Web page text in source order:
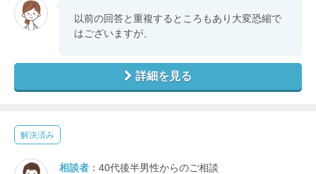
以前の回答と重複するところもあり大変恐縮で
はございますが、
詳細を見る
解決済み
相談者 ：40代後半男性からのご相談